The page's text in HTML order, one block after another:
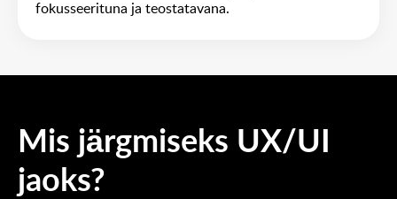
fokusseerituna ja teostatavana.
Mis järgmiseks UX/UI
jaoks?